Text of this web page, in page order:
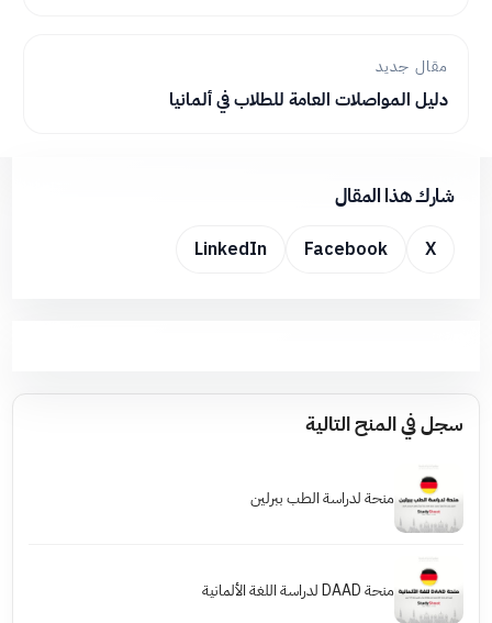
مقال جديد
دليل المواصلات العامة للطلاب في ألمانيا
شارك هذا المقال
X
Facebook
LinkedIn
سجل في المنح التالية
منحة لدراسة الطب ببرلين
منحة DAAD لدراسة اللغة الألمانية